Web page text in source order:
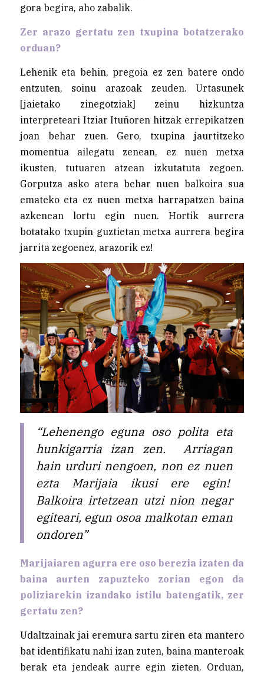
gora begira, aho zabalik.
Zer arazo gertatu zen txupina botatzerako
orduan?
Lehenik eta behin, pregoia ez zen batere ondo
entzuten, soinu arazoak zeuden. Urtasunek
[jaietako zinegotziak] zeinu hizkuntza
interpreteari Itziar Ituñoren hitzak errepikatzen
joan behar zuen. Gero, txupina jaurtitzeko
momentua ailegatu zenean, ez nuen metxa
ikusten, tutuaren atzean izkutatuta zegoen.
Gorputza asko atera behar nuen balkoira sua
emateko eta ez nuen metxa harrapatzen baina
azkenean lortu egin nuen. Hortik aurrera
botatako txupin guztietan metxa aurrera begira
jarrita zegoenez, arazorik ez!
“Lehenengo eguna oso polita eta
hunkigarria izan zen. Arriagan
hain urduri nengoen, non ez nuen
ezta Marijaia ikusi ere egin!
Balkoira irtetzean utzi nion negar
egiteari, egun osoa malkotan eman
ondoren”
Marijaiaren agurra ere oso berezia izaten da
baina aurten zapuzteko zorian egon da
poliziarekin izandako istilu batengatik, zer
gertatu zen?
Udaltzainak jai eremura sartu ziren eta mantero
bat identifikatu nahi izan zuten, baina manteroak
berak eta jendeak aurre egin zieten. Orduan,